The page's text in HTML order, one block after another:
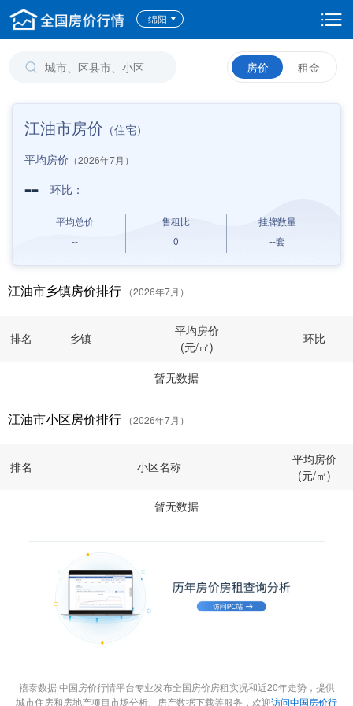
绵阳
房价 租金
江油市房价 （住宅）
平均房价 （2026年7月）
-- 环比： --
平均总价
--
售租比
0
挂牌数量
--套
江油市乡镇房价排行 （2026年7月）
排名 乡镇
平均房价
(元/㎡)
环比
暂无数据
江油市小区房价排行 （2026年7月）
排名 小区名称
平均房价
(元/㎡)
暂无数据
禧泰数据·中国房价行情平台专业发布全国房价房租实况和近20年走势，提供
城市住房和房地产项目市场分析、房产数据下载等服务，欢迎访问中国房价行